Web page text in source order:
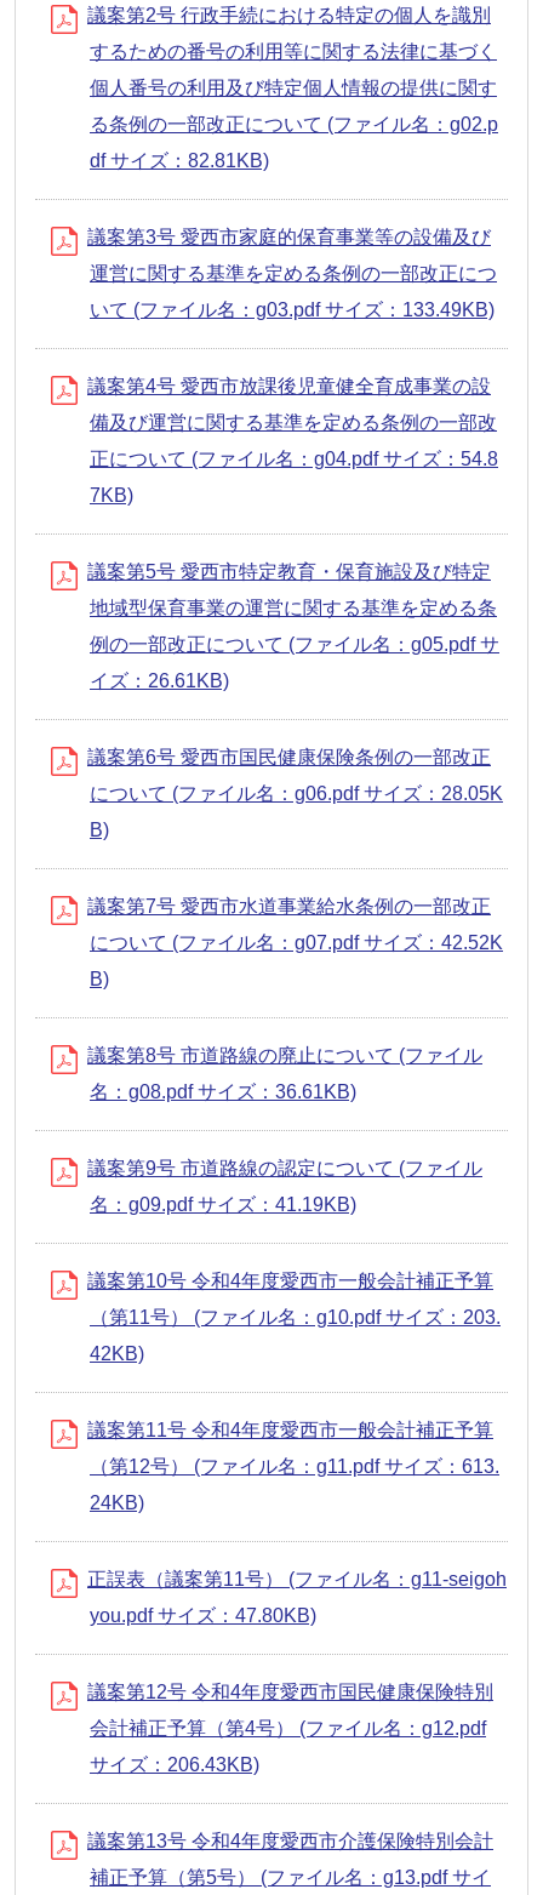
議案第2号 行政手続における特定の個人を識別
するための番号の利用等に関する法律に基づく
個人番号の利用及び特定個人情報の提供に関す
る条例の一部改正について (ファイル名：g02.p
df サイズ：82.81KB)
議案第3号 愛西市家庭的保育事業等の設備及び
運営に関する基準を定める条例の一部改正につ
いて (ファイル名：g03.pdf サイズ：133.49KB)
議案第4号 愛西市放課後児童健全育成事業の設
備及び運営に関する基準を定める条例の一部改
正について (ファイル名：g04.pdf サイズ：54.8
7KB)
議案第5号 愛西市特定教育・保育施設及び特定
地域型保育事業の運営に関する基準を定める条
例の一部改正について (ファイル名：g05.pdf サ
イズ：26.61KB)
議案第6号 愛西市国民健康保険条例の一部改正
について (ファイル名：g06.pdf サイズ：28.05K
B)
議案第7号 愛西市水道事業給水条例の一部改正
について (ファイル名：g07.pdf サイズ：42.52K
B)
議案第8号 市道路線の廃止について (ファイル
名：g08.pdf サイズ：36.61KB)
議案第9号 市道路線の認定について (ファイル
名：g09.pdf サイズ：41.19KB)
議案第10号 令和4年度愛西市一般会計補正予算
（第11号） (ファイル名：g10.pdf サイズ：203.
42KB)
議案第11号 令和4年度愛西市一般会計補正予算
（第12号） (ファイル名：g11.pdf サイズ：613.
24KB)
正誤表（議案第11号） (ファイル名：g11-seigoh
you.pdf サイズ：47.80KB)
議案第12号 令和4年度愛西市国民健康保険特別
会計補正予算（第4号） (ファイル名：g12.pdf
サイズ：206.43KB)
議案第13号 令和4年度愛西市介護保険特別会計
補正予算（第5号） (ファイル名：g13.pdf サイ